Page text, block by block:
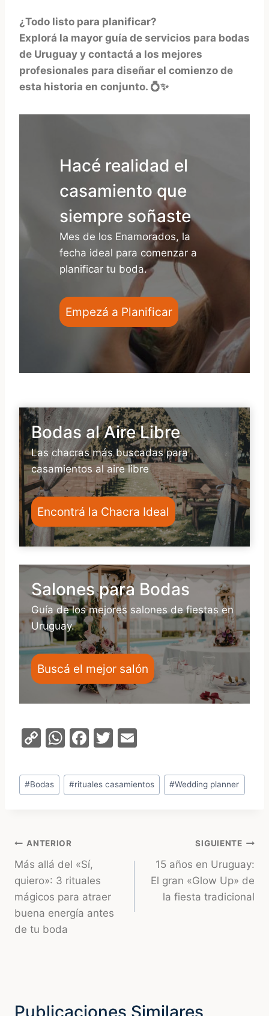
¿Todo listo para planificar?
Explorá la mayor guía de servicios para bodas
de Uruguay y contactá a los mejores
profesionales para diseñar el comienzo de
esta historia en conjunto. 💍✨
Hacé realidad el
casamiento que
siempre soñaste
Mes de los Enamorados, la
fecha ideal para comenzar a
planificar tu boda.
Empezá a Planificar
Bodas al Aire Libre
Las chacras más buscadas para
casamientos al aire libre
Encontrá la Chacra Ideal
Salones para Bodas
Guía de los mejores salones de fiestas en
Uruguay.
Buscá el mejor salón
C
p
y
n
k
W
at
s
p
p
F
c
e
o
k
T
itt
er
ai
l
Etiquetas
de
#Bodas #rituales casamientos #Wedding planner
Navegación
de
entradas
ANTERIOR
Más allá del «Sí,
quiero»: 3 rituales
mágicos para atraer
buena energía antes
de tu boda
SIGUIENTE
15 años en Uruguay:
El gran «Glow Up» de
la fiesta tradicional
Publicaciones Similares